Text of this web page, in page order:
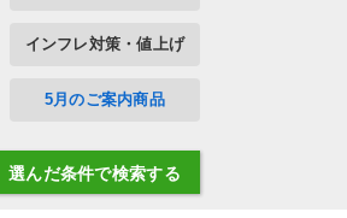
インフレ対策・値上げ
5月のご案内商品
選んだ条件で検索する